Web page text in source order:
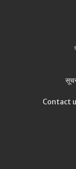
Contact